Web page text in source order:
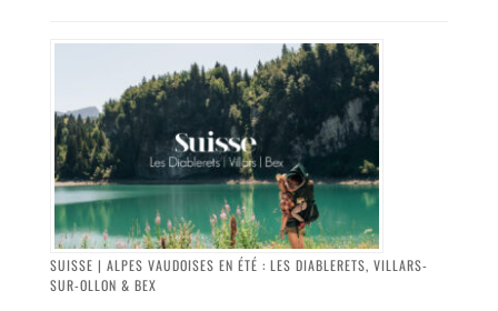
SUISSE | ALPES VAUDOISES EN ÉTÉ : LES DIABLERETS, VILLARS-
SUR-OLLON & BEX